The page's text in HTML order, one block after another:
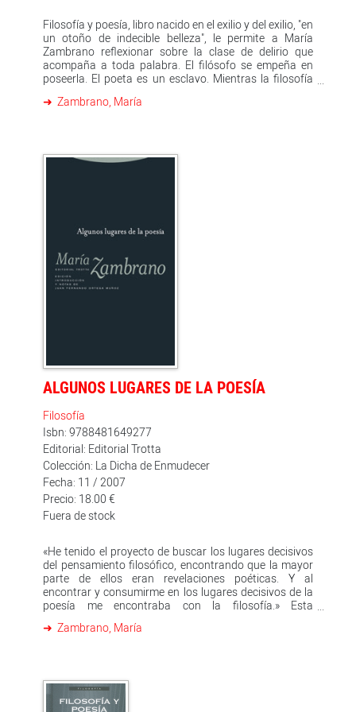
Filosofía y poesía, libro nacido en el exilio y del exilio, "en
un otoño de indecible belleza", le permite a María
Zambrano reflexionar sobre la clase de delirio que
acompaña a toda palabra. El filósofo se empeña en
poseerla. El poeta es un esclavo. Mientras la filosofía
explicaciones, a una respuesta. Ambas aspiran a lo
Zambrano, María
ALGUNOS LUGARES DE LA POESÍA
Filosofía
Isbn: 9788481649277
Editorial: Editorial Trotta
Colección: La Dicha de Enmudecer
Fecha: 11 / 2007
Precio: 18.00 €
Fuera de stock
«He tenido el proyecto de buscar los lugares decisivos
del pensamiento filosófico, encontrando que la mayor
parte de ellos eran revelaciones poéticas. Y al
encontrar y consumirme en los lugares decisivos de la
poesía me encontraba con la filosofía.» Esta
claves que dieron a luz su pensamiento, dedicado a
reconciliación: la razón poética mediadora. Antes de su
muerte, María Zambrano había planeado reunir en un
Zambrano, María